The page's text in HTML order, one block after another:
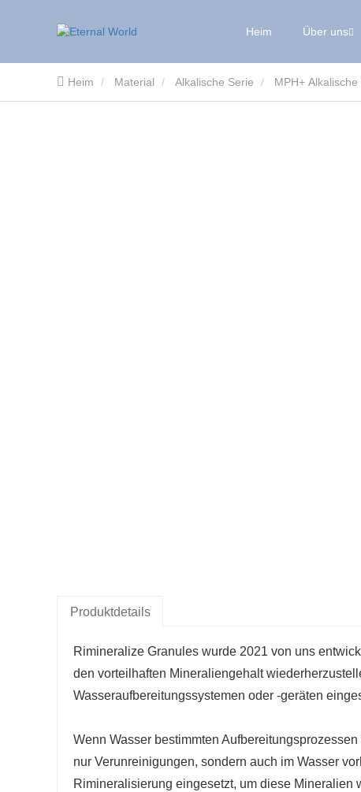
Heim Über uns
Heim Material Alkalische Serie MPH+
Produktdetails
Rimineralize Granules wurde 2021 von uns
den vorteilhaften Mineraliengehalt
Wasseraufbereitungssystemen oder -geräten
Wenn Wasser bestimmten
nur Verunreinigungen, sondern auch im Wasser
Rimineralisierung eingesetzt, um diese